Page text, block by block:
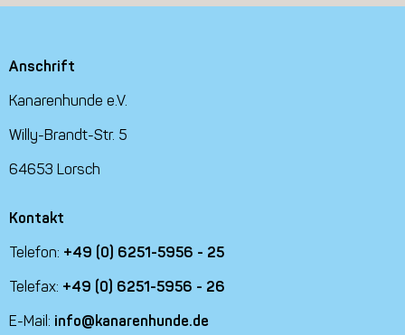
Anschrift
Kanarenhunde e.V.
Willy-Brandt-Str. 5
64653 Lorsch
Kontakt
Telefon: +49 (0) 6251-5956 - 25
Telefax: +49 (0) 6251-5956 - 26
E-Mail: info@kanarenhunde.de